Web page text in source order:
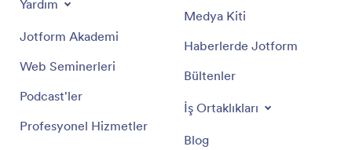
Yardım
Jotform Akademi
Web Seminerleri
Podcast'ler
Profesyonel Hizmetler
Medya Kiti
Haberlerde Jotform
Bültenler
İş Ortaklıkları
Blog